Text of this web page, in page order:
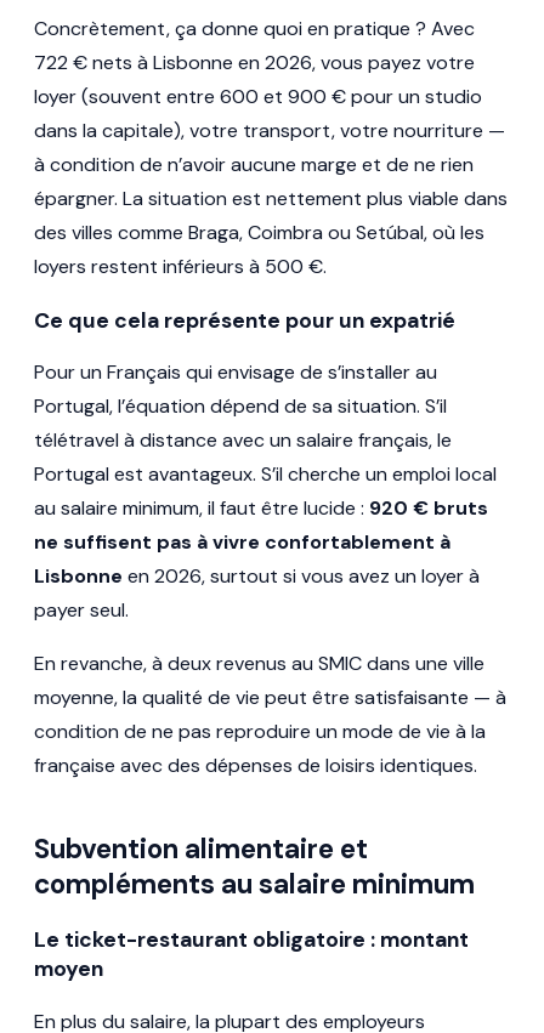
Concrètement, ça donne quoi en pratique ? Avec
722 € nets à Lisbonne en 2026, vous payez votre
loyer (souvent entre 600 et 900 € pour un studio
dans la capitale), votre transport, votre nourriture —
à condition de n’avoir aucune marge et de ne rien
épargner. La situation est nettement plus viable dans
des villes comme Braga, Coimbra ou Setúbal, où les
loyers restent inférieurs à 500 €.
Ce que cela représente pour un expatrié
Pour un Français qui envisage de s’installer au
Portugal, l’équation dépend de sa situation. S’il
télétravel à distance avec un salaire français, le
Portugal est avantageux. S’il cherche un emploi local
au salaire minimum, il faut être lucide : 920 € bruts
ne suffisent pas à vivre confortablement à
Lisbonne en 2026, surtout si vous avez un loyer à
payer seul.
En revanche, à deux revenus au SMIC dans une ville
moyenne, la qualité de vie peut être satisfaisante — à
condition de ne pas reproduire un mode de vie à la
française avec des dépenses de loisirs identiques.
Subvention alimentaire et
compléments au salaire minimum
Le ticket-restaurant obligatoire : montant
moyen
En plus du salaire, la plupart des employeurs